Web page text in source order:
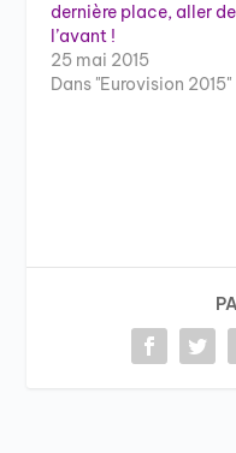
dernière place, aller de
l’avant !
25 mai 2015
Dans "Eurovision 2015"